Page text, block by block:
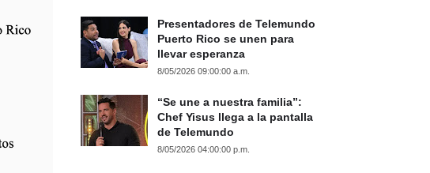
Presentadores de Telemundo
Puerto Rico se unen para
llevar esperanza
8/05/2026 09:00:00 a.m.
“Se une a nuestra familia”:
Chef Yisus llega a la pantalla
de Telemundo
8/05/2026 04:00:00 p.m.